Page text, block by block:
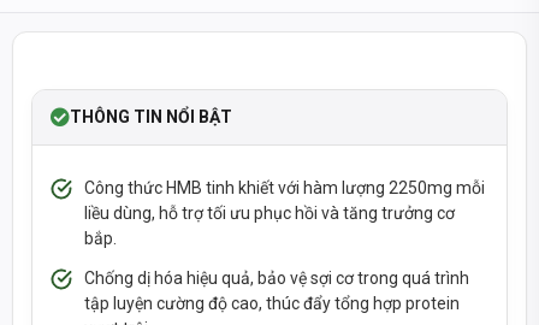
THÔNG TIN NỔI BẬT
Công thức HMB tinh khiết với hàm lượng 2250mg mỗi
liều dùng, hỗ trợ tối ưu phục hồi và tăng trưởng cơ
bắp.
Chống dị hóa hiệu quả, bảo vệ sợi cơ trong quá trình
tập luyện cường độ cao, thúc đẩy tổng hợp protein